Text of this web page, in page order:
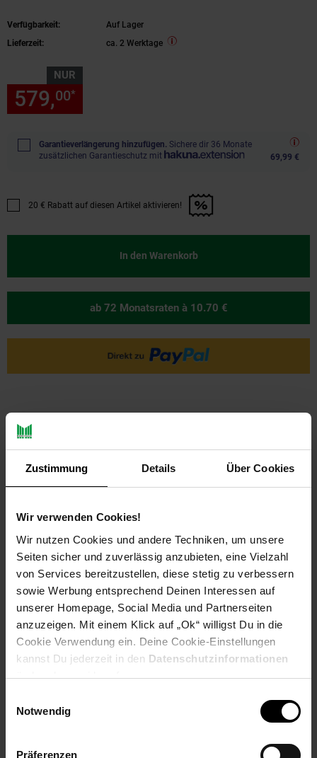
Zustimmung Details Über Cookies
Wir verwenden Cookies!
Wir nutzen Cookies und andere Techniken, um unsere
Seiten sicher und zuverlässig anzubieten, eine Vielzahl
von Services bereitzustellen, diese stetig zu verbessern
sowie Werbung entsprechend Deinen Interessen auf
unserer Homepage, Social Media und Partnerseiten
anzuzeigen. Mit einem Klick auf „Ok“ willigst Du in die
Cookie Verwendung ein. Deine Cookie-Einstellungen
kannst Du jederzeit in den Datenschutzinformationen
ändern bzw. widerrufen.
Notwendig
Präferenzen
Verfügbarkeit:
Auf Lager
Lieferzeit:
ca. 2 Werktage
NUR
579,00*
Garantieverlängerung hinzufügen. Sichere dir 36 Monate
zusätzlichen Garantieschutz mit
69,99 €
Promotion "20 € Rabatt auf diesen Artikel aktivieren!" anwenden
20 € Rabatt auf diesen Artikel aktivieren!
In den Warenkorb
ab 72 Monatsraten à 10.70 €
Payback Punkte Basis°Punkte:
289
Extra°Punkte:
0
Produktbeschreibung
Mülltonnenbox Anthrazit mit Holzoptik für 3
MülltonnenHauptmerkmaleDie Mülltonnenboxen bieten nicht
nur eine stilvolle Lösung zur Müllaufbewahrung im
moderne Gärten. Ob für private Gärten, Wohnanlagen oder
öffentliche Außenflächen: Unsere Boxen verbinden Funktion
eingebauten Gasdruckfedern lassen sich die Boxen ganz